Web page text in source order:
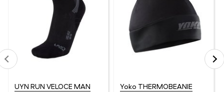
UYN RUN VELOCE MAN Yoko THERMOBEANIE